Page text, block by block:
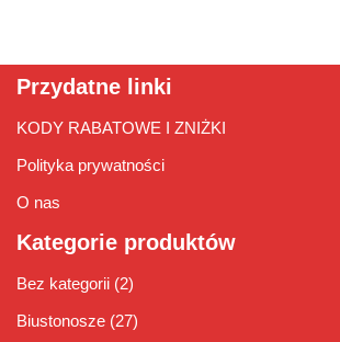
Przydatne linki
KODY RABATOWE I ZNIŻKI
Polityka prywatności
O nas
Kategorie produktów
Bez kategorii (2)
Biustonosze (27)